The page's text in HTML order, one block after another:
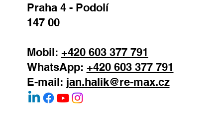
Praha 4 - Podolí
147 00
Mobil: +420 603 377 791
WhatsApp: +420 603 377 791
E-mail: jan.halik@re-max.cz